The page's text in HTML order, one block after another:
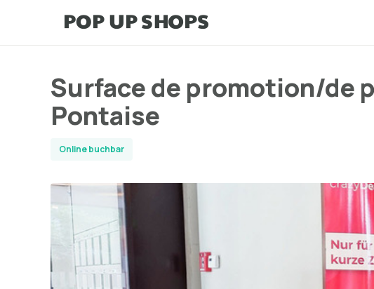
Surface de promotion/de
Pontaise
Online buchbar